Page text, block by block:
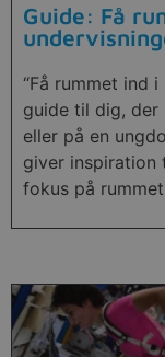
Guide: Få
“Få rummet ind
guide til dig, der
eller på en
giver inspiration
fokus på